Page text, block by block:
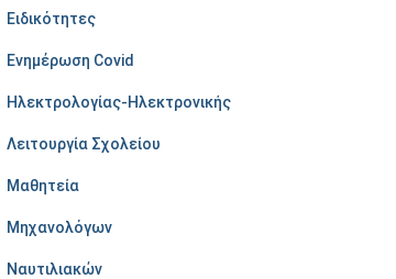
Ειδικότητες
Ενημέρωση Covid
Ηλεκτρολογίας-Ηλεκτρονικής
Λειτουργία Σχολείου
Μαθητεία
Μηχανολόγων
Ναυτιλιακών